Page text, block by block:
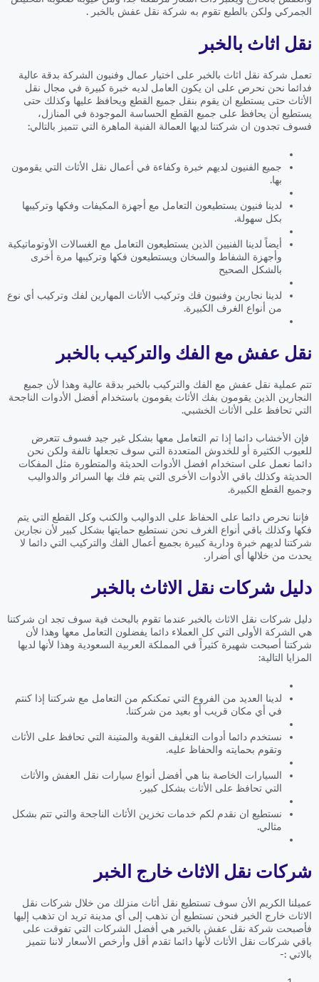
الجمركي ولكن بالطبع تقوم به شركة نقل عفش بالخبر .
نقل اثاث بالخبر
تعمل شركة نقل اثاث بالخبر على اختيار عمال وفنيون الشركة بدقة عالية
فدائما نحن نحرص على ان يكون العامل لديه خبرة كبيرة في مجال نقل
الأثاث حتى يستطيع ان يقوم بنقل جميع القطع ويحافظ عليها وكذلك حتى
يستطيع أن يحافظ على جميع القطع الحساسة الموجودة في المنازل،
فسوف تجدون ان شركتنا لديها العمالة الفنية الماهرة التي تتميز بالتالي:
جميع الفنيون لديهم خبرة وكفاءة في أعمال نقل الأثاث التي يقومون
بها.
لدينا فنيون يستطيعون التعامل مع أجهزة المكيفات وفكها وتركيبها
بكل سهولة.
أيضاً لدينا الفنيين الذين يستطيعون التعامل مع الغسالات الأوتوماتيكية
وأجهزة الشفاط والسخان ويستطيعون فكها وتركيبها مرة أخرى
بالشكل الصحيح
لدينا نجارين وفنيون فك وتركيب الأثاث المهارين لفك وتركيب أي نوع
من أنواع الغرف الكبيرة.
نقل عفش مع الفك والتركيب بالخبر
تتم عملية نقل عفش مع الفك والتركيب بالخبر بدقة عالية وهذا لأن جميع
النجارين الذين يقومون بفك الأثاث يقومون باستخدام أفضل الأدوات الناجحة
التي تحافظ على الأثاث الخشبي.
فإن الأخشاب دائما إذا تم التعامل معها بشكل غير جيد فسوف تتعرض
للعيوب الكثيرة أو للخدوش المتعددة التي سوف تجعلها تالفة ولكن نحن
دائما نعمل على استخدام افضل الأدوات الحديثة والمتطورة مثل المفكات
الحديثة وكذلك باقي الأدوات الأخرى التي يتم فك بها السرائر والدواليب
وجميع القطع الكبيرة.
فإننا نحرص دائما على الحفاظ على الدواليب والكنب وكل القطع التي يتم
فكها وكذلك باقي أنواع الغرف نحن نستطيع حمايتها بشكل كبير لأن نجارين
شركتنا لديهم خبرة ودارية كبيرة بجميع أعمال الفك والتركيب التي دائما لا
يحدث من خلالها أي أضرار.
دليل شركات نقل الاثاث بالخبر
دليل شركات نقل الاثاث بالخبر عندما تقوم بالبحث فية سوف تجد ان شركتنا
هي الشركة الأولى التي كل العملاء دائما يفضلون التعامل معها وهذا لأن
شركتنا أصبحت شهيرة كثيراً في المملكة العربية السعودية وهذا لأنها لديها
المزايا التالية:
لدينا العديد من الفروع التي تمكنكم من التعامل مع شركتنا إذا كنتم
في أي مكان قريب أو بعيد من شركتنا.
نستخدم دائما أدوات التغليف القوية والمتينة التي تحافظ على الأثاث
وتقوم بحمايته والحفاظ عليه.
السيارات الخاصة بنا هي أفضل أنواع سيارات نقل العفش والأثاث
التي تحافظ على الأثاث بشكل كبير.
نستطيع ان نقدم لكم خدمات تخزين الأثاث الناجحة والتي تتم بشكل
مثالي.
شركات نقل الاثاث خارج الخبر
عميلنا الكريم الأن سوف تستطيع نقل أثاث منزلك من خلال شركات نقل
الاثاث خارج الخبر فنحن نستطيع أن نذهب إلى أي مدينة تريد ان تذهب إليها
فأصبحت شركة نقل عفش بالخبر هي أفضل الشركات التي تفوقت على
باقي شركات نقل الأثاث لأنها دائما تقدم أقل وأرخص الأسعار لاننا نتميز
بالاتي :-